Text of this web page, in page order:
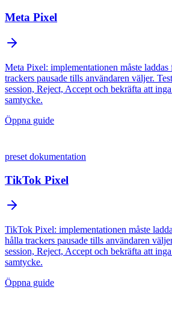
Meta Pixel
Meta Pixel: implementationen måste laddas
trackers pausade tills användaren väljer.
session, Reject, Accept och bekräfta att
samtycke.
Öppna guide
preset dokumentation
TikTok Pixel
TikTok Pixel: implementationen måste
hålla trackers pausade tills användaren
session, Reject, Accept och bekräfta att
samtycke.
Öppna guide